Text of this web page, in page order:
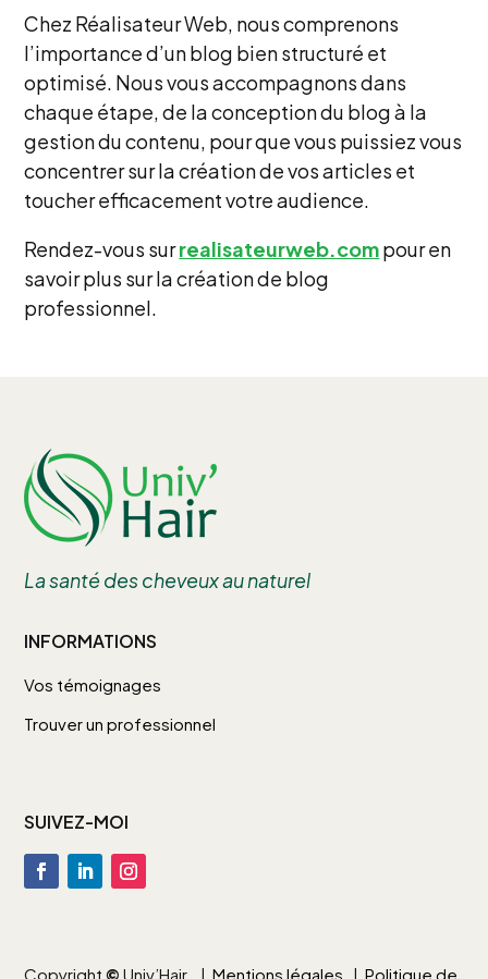
Chez Réalisateur Web, nous comprenons
l’importance d’un blog bien structuré et
optimisé. Nous vous accompagnons dans
chaque étape, de la conception du blog à la
gestion du contenu, pour que vous puissiez vous
concentrer sur la création de vos articles et
toucher efficacement votre audience.
Rendez-vous surrealisateurweb.compour en
savoir plus sur la création de blog
professionnel.
La santé des cheveux au naturel
INFORMATIONS
Vos témoignages
Trouver un professionnel
SUIVEZ-MOI
Copyright© Univ’Hair |Mentions légales |Politique de